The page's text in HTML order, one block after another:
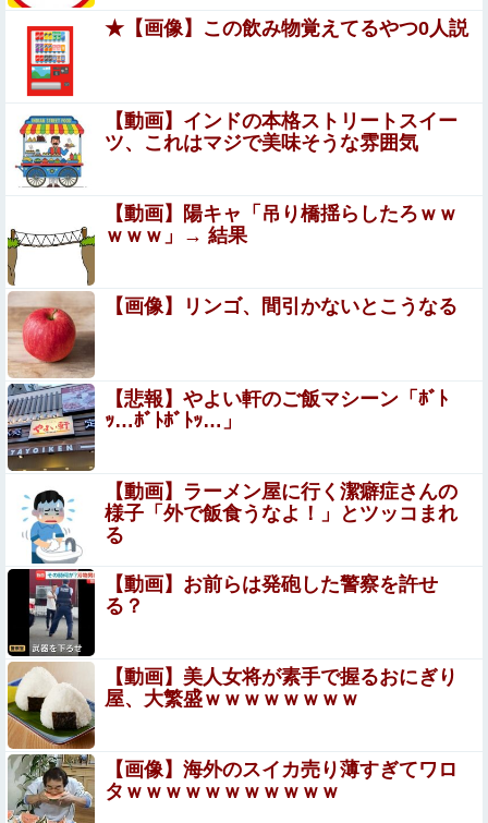
ったあの女殺しに行ったろ！！！」⇒！
【閲覧注意】サッカーの試合中に落雷、選手1人が即死す
る瞬間が「伝説級の映像」だと話題に・・・
エロ漫画『冥婚の花嫁』をrawやhitomiを使わずに無料で
読む方法│五梅
【画像あり】 人妻「この順番通りにク○ニすれば
女は爆発します」
コスプレイヤーまめだいふくさんが駅のホームでパンモロ
事故
【二次】 スクール水着美少女画像だけ集めてみたｗ
北海道江別大学生殺人事件、主犯格の川口被告(19)に無期
懲役の判決
フリマ民「あと500円値下げ出来ませんか」ワイ「ほ～い
購入ｗ」
【動画】熊本地震発生時の手術室の様子が公開される
【画像】女優・松本まりか、乳の首隠したノーブラ乳がH
すぎる
【画像】 露出狂の高校女教師、見つかるｗｗｗ
【画像】 女の子「お●ぱいデカいせいで太って見えるのま
じだるい????」
キャッシュレス派の人が現金のみの店に文句言ってる
のってどう思う？他
★【画像】この飲み物覚えてるやつ0人説
【動画】インドの本格ストリートスイー
ツ、これはマジで美味そうな雰囲気
【動画】陽キャ「吊り橋揺らしたろｗｗ
ｗｗｗ」→ 結果
【画像】リンゴ、間引かないとこうなる
【悲報】やよい軒のご飯マシーン「ﾎﾞﾄ
ｯ…ﾎﾞﾄﾎﾞﾄｯ…」
【動画】ラーメン屋に行く潔癖症さんの
様子「外で飯食うなよ！」とツッコまれ
る
【動画】お前らは発砲した警察を許せ
る？
【動画】美人女将が素手で握るおにぎり
屋、大繁盛ｗｗｗｗｗｗｗｗ
【画像】海外のスイカ売り薄すぎてワロ
タｗｗｗｗｗｗｗｗｗｗｗ